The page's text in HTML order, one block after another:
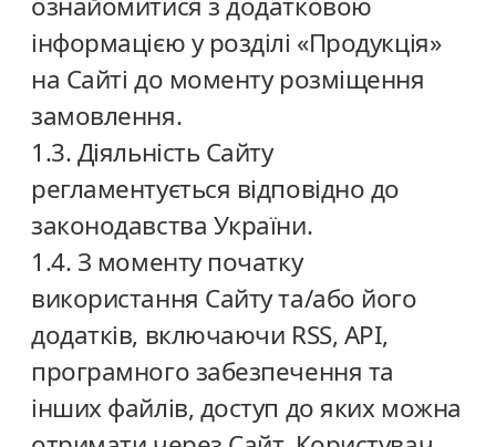
інформацією у розділі «Продукція»
на Сайті до моменту розміщення
замовлення.
1.3. Діяльність Сайту
регламентується відповідно до
законодавства України.
1.4. З моменту початку
використання Сайту та/або його
додатків, включаючи RSS, API,
програмного забезпечення та
інших файлів, доступ до яких можна